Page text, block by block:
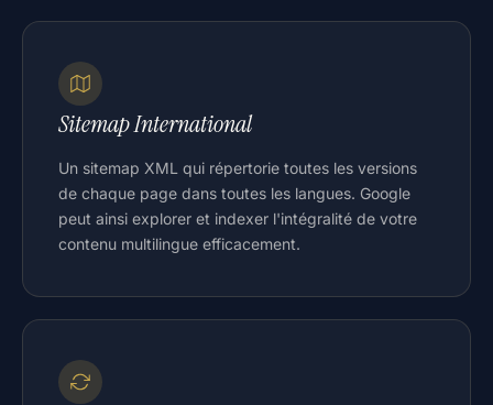
Sitemap International
Un sitemap XML qui répertorie toutes les versions
de chaque page dans toutes les langues. Google
peut ainsi explorer et indexer l'intégralité de votre
contenu multilingue efficacement.